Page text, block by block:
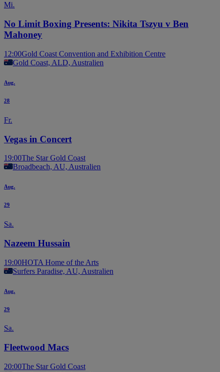
Mi.
No Limit Boxing Presents: Nikita Tszyu v Ben
Mahoney
12:00Gold Coast Convention and Exhibition Centre
Gold Coast, ALD, Australien
Aug.
28
Fr.
Vegas in Concert
19:00The Star Gold Coast
Broadbeach, AU, Australien
Aug.
29
Sa.
Nazeem Hussain
19:00HOTA Home of the Arts
Surfers Paradise, AU, Australien
Aug.
29
Sa.
Fleetwood Macs
20:00The Star Gold Coast